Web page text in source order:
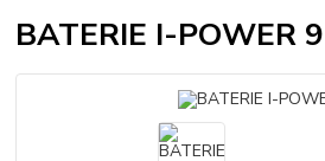
BATERIE I-POWER 9